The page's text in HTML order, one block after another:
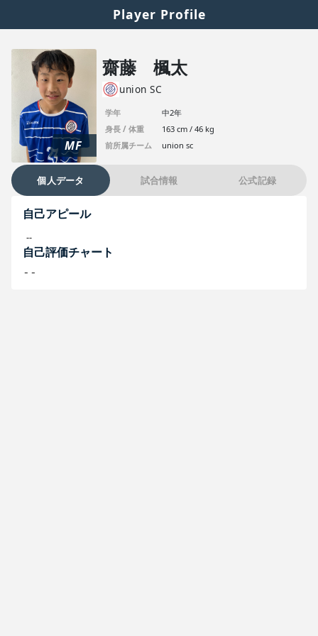
Player Profile
MF
齋藤 楓太
union SC
学年
中2年
身長 / 体重
163 cm / 46 kg
前所属チーム
union sc
個人データ 試合情報 公式記録
自己アピール
--
自己評価チャート
--